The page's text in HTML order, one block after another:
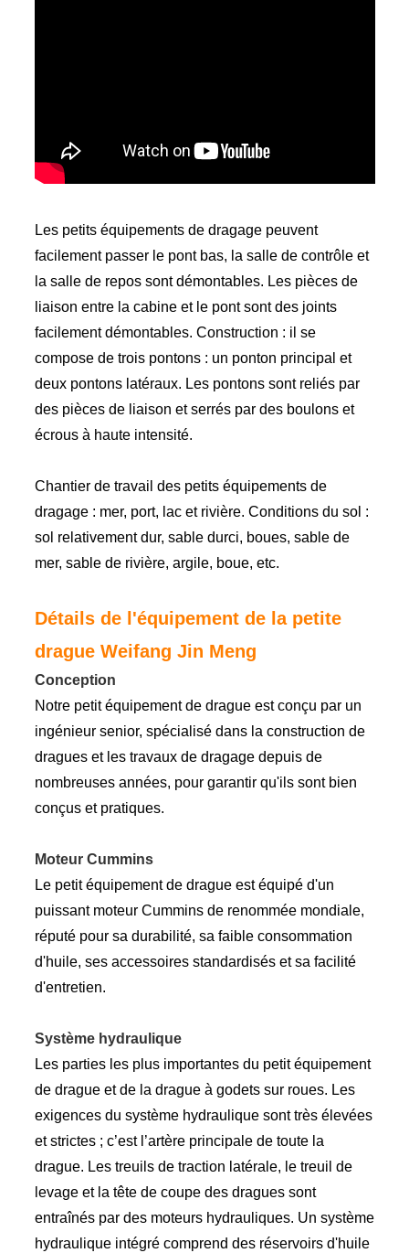
Les petits équipements de dragage peuvent
facilement passer le pont bas, la salle de contrôle et
la salle de repos sont démontables. Les pièces de
liaison entre la cabine et le pont sont des joints
facilement démontables. Construction : il se
compose de trois pontons : un ponton principal et
deux pontons latéraux. Les pontons sont reliés par
des pièces de liaison et serrés par des boulons et
écrous à haute intensité.
Chantier de travail des petits équipements de
dragage : mer, port, lac et rivière. Conditions du sol :
sol relativement dur, sable durci, boues, sable de
mer, sable de rivière, argile, boue, etc.
Détails de l'équipement de la petite
drague Weifang Jin Meng
Conception
Notre petit équipement de drague est conçu par un
ingénieur senior, spécialisé dans la construction de
dragues et les travaux de dragage depuis de
nombreuses années, pour garantir qu'ils sont bien
conçus et pratiques.
Moteur Cummins
Le petit équipement de drague est équipé d'un
puissant moteur Cummins de renommée mondiale,
réputé pour sa durabilité, sa faible consommation
d'huile, ses accessoires standardisés et sa facilité
d'entretien.
Système hydraulique
Les parties les plus importantes du petit équipement
de drague et de la drague à godets sur roues. Les
exigences du système hydraulique sont très élevées
et strictes ; c’est l’artère principale de toute la
drague. Les treuils de traction latérale, le treuil de
levage et la tête de coupe des dragues sont
entraînés par des moteurs hydrauliques. Un système
hydraulique intégré comprend des réservoirs d'huile